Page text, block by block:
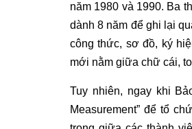
năm 1980 và 1990. Ba
dành 8 năm để ghi lại
công thức, sơ đồ, ký
mới nằm giữa chữ cái,
Tuy nhiên, ngay khi
Measurement” để tổ